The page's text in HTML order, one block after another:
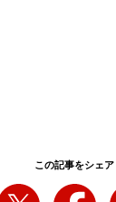
この記事をシェア